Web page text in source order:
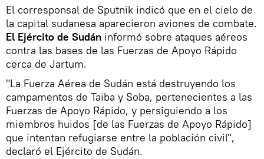
El corresponsal de Sputnik indicó que en el cielo de
la capital sudanesa aparecieron aviones de combate.
El Ejército de Sudán informó sobre ataques aéreos
contra las bases de las Fuerzas de Apoyo Rápido
cerca de Jartum.
"La Fuerza Aérea de Sudán está destruyendo los
campamentos de Taiba y Soba, pertenecientes a las
Fuerzas de Apoyo Rápido, y persiguiendo a los
miembros huidos [de las Fuerzas de Apoyo Rápido]
que intentan refugiarse entre la población civil",
declaró el Ejército de Sudán.